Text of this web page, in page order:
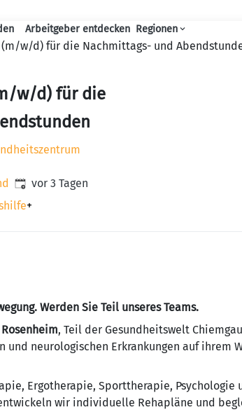
Haupt-Navigation
Arbeitgeber entdecken Regionen
w/d) für die Nachmittags- und
w/d) für die
Veröffentlicht:
vor 3 Tagen
+
Werden Sie Teil unseres Teams.
, Teil der Gesundheitswelt
neurologischen Erkrankungen auf ihrem
Ergotherapie, Sporttherapie,
wir individuelle Rehapläne und